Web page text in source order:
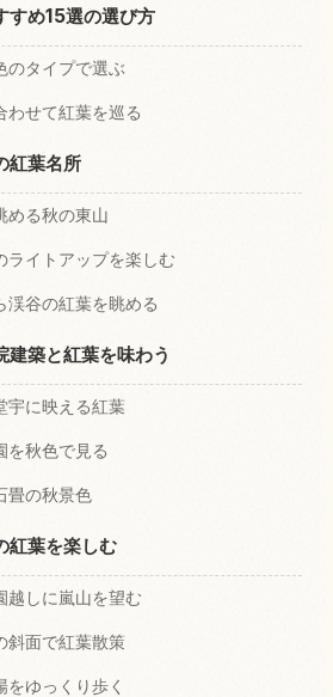
体験を探す↗
すめ15選の選び方
のタイプで選ぶ
わせて紅葉を巡る
紅葉名所
める秋の東山
ライトアップを楽しむ
渓谷の紅葉を眺める
建築と紅葉を味わう
宇に映える紅葉
を秋色で見る
畳の秋景色
紅葉を楽しむ
越しに嵐山を望む
斜面で紅葉散策
をゆっくり歩く